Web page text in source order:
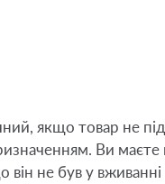
якщо товар не
Ви маєте
не був у